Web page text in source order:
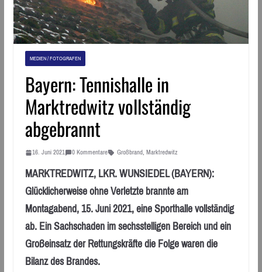
MEDIEN / FOTOGRAFEN
Bayern: Tennishalle in
Marktredwitz vollständig
abgebrannt
16. Juni 2021 0 Kommentare Großbrand, Marktredwitz
MARKTREDWITZ, LKR. WUNSIEDEL (BAYERN):
Glücklicherweise ohne Verletzte brannte am
Montagabend, 15. Juni 2021, eine Sporthalle vollständig
ab. Ein Sachschaden im sechsstelligen Bereich und ein
Großeinsatz der Rettungskräfte die Folge waren die
Bilanz des Brandes.